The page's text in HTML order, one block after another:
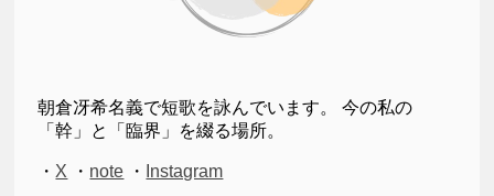
朝倉冴希名義で短歌を詠んでいます。 今の私の
「幹」と「臨界」を綴る場所。
・ X ・ note ・ Instagram